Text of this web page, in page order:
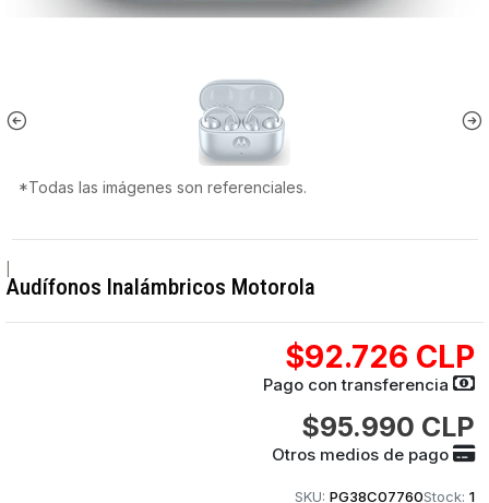
*Todas las imágenes son referenciales.
Audífonos Inalámbricos Motorola
$92.726 CLP
Pago con transferencia
$95.990 CLP
Otros medios de pago
SKU: PG38C07760Stock: 1